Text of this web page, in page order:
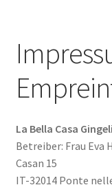
Welcome
Bienvenue
Benvenuti
AGB / Conditions
La Bella Casa
Betreiber: Frau Eva
Casan 15
IT-32014 Ponte